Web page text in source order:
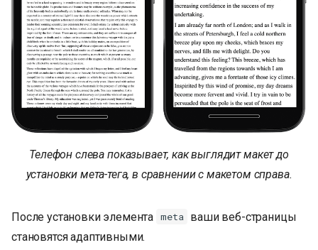
Телефон слева показывает, как выглядит макет до
установки мета-тега, в сравнении с макетом справа.
После установки элемента meta ваши веб-страницы
становятся адаптивными.